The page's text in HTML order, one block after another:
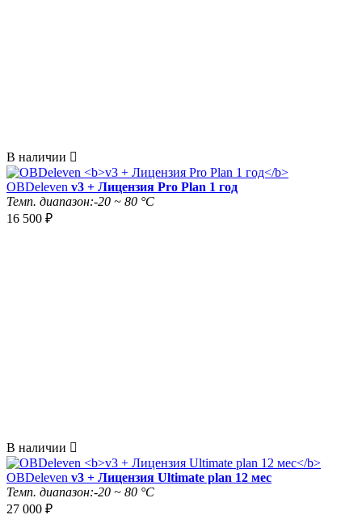
В наличии 
OBDeleven v3 + Лицензия Pro Plan 1 год
Темп. диапазон:-20 ~ 80 °C
16 500 ₽
В наличии 
OBDeleven v3 + Лицензия Ultimate plan 12 мес
Темп. диапазон:-20 ~ 80 °C
27 000 ₽